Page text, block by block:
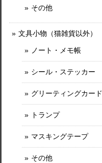
その他
文具小物（猫雑貨以外）
ノート・メモ帳
シール・ステッカー
グリーティングカード
トランプ
マスキングテープ
その他